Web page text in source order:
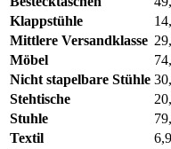
Klappstühle
Mittlere Versandklasse
Möbel
Nicht stapelbare Stühle
Stehtische
Stuhle
Textil